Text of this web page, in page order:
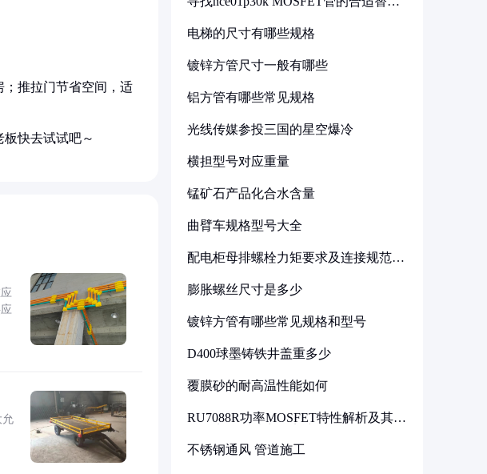
推拉门节省空间，适
快去试试吧～
允
电梯的尺寸有哪些规格
镀锌方管尺寸一般有哪些
铝方管有哪些常见规格
光线传媒参投三国的星空爆冷
横担型号对应重量
锰矿石产品化合水含量
曲臂车规格型号大全
配电柜母排螺栓力矩要求及连接规范详
膨胀螺丝尺寸是多少
镀锌方管有哪些常见规格和型号
D400球墨铸铁井盖重多少
覆膜砂的耐高温性能如何
RU7088R功率MOSFET特性解析及其在
不锈钢通风 管道施工